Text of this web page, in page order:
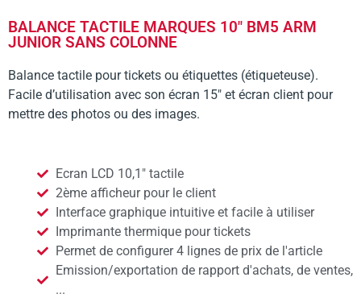
BALANCE TACTILE MARQUES 10" BM5 ARM
JUNIOR SANS COLONNE
Balance tactile pour tickets ou étiquettes (étiqueteuse).
Facile d’utilisation avec son écran 15″ et écran client pour
mettre des photos ou des images.
Ecran LCD 10,1" tactile
2ème afficheur pour le client
Interface graphique intuitive et facile à utiliser
Imprimante thermique pour tickets
Permet de configurer 4 lignes de prix de l'article
Emission/exportation de rapport d'achats, de ventes,
...